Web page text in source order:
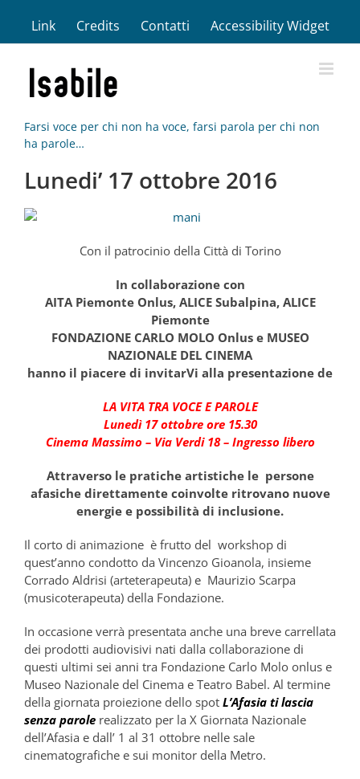
contenuto
Link Credits Contatti Accessibility Widget
Farsi voce per chi non ha voce, farsi parola per chi non
ha parole…
Lunedi’ 17 ottobre 2016
Con il patrocinio della Città di Torino
In collaborazione con
AITA Piemonte Onlus, ALICE Subalpina, ALICE
Piemonte
FONDAZIONE CARLO MOLO Onlus e MUSEO
NAZIONALE DEL CINEMA
hanno il piacere di invitarVi alla presentazione de
LA VITA TRA VOCE E PAROLE
Lunedì 17 ottobre ore 15.30
Cinema Massimo – Via Verdi 18 – Ingresso libero
Attraverso le pratiche artistiche le persone
afasiche direttamente coinvolte ritrovano nuove
energie e possibilità di inclusione.
Il corto di animazione è frutto del workshop di
quest’anno condotto da Vincenzo Gioanola, insieme
Corrado Aldrisi (arteterapeuta) e Maurizio Scarpa
(musicoterapeuta) della Fondazione.
In occasione verrà presentata anche una breve carrellata
dei prodotti audiovisivi nati dalla collaborazione di
questi ultimi sei anni tra Fondazione Carlo Molo onlus e
Museo Nazionale del Cinema e Teatro Babel. Al termine
della giornata proiezione dello spot L’Afasia ti lascia
senza parole realizzato per la X Giornata Nazionale
dell’Afasia e dall’ 1 al 31 ottobre nelle sale
cinematografiche e sui monitor della Metro.